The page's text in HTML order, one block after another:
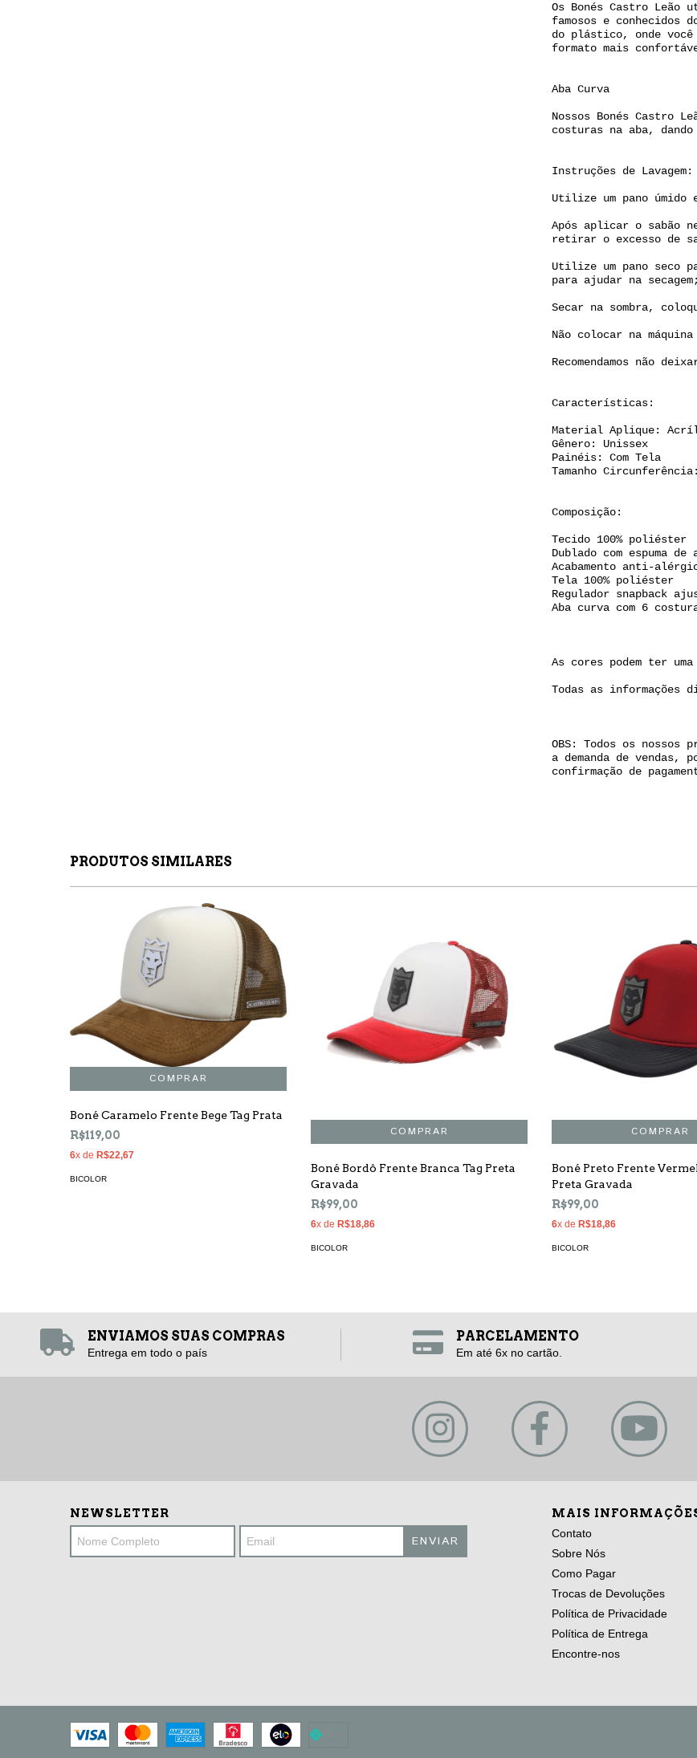
Os Bonés Castro Leão
famosos e conhecidos
do plástico, onde você
formato mais
Aba Curva
Nossos Bonés Castro
costuras na aba,
Instruções de Lavagem:
Utilize um pano úmido
Após aplicar o sabão
retirar o excesso de
Utilize um pano seco
para ajudar na secagem;
Secar na sombra,
Não colocar na
Recomendamos não
Características:
Material Aplique:
Gênero: Unissex
Painéis: Com Tela
Tamanho
Composição:
Tecido 100% poliéster
Dublado com espuma
Acabamento anti-
Tela 100% poliéster
Regulador snapback
Aba curva com 6
As cores podem ter
Todas as informações
OBS: Todos os nossos
a demanda de vendas,
confirmação de
PRODUTOS SIMILARES
Boné Caramelo Frente Bege Tag Prata
R$119,00
6x de R$22,67
BICOLOR
Boné Bordô Frente Branca Tag Preta
Gravada
R$99,00
6x de R$18,86
BICOLOR
Boné Preto Frente
Preta Gravada
R$99,00
6x de R$18,86
BICOLOR
ENVIAMOS SUAS COMPRAS
Entrega em todo o país
PARCELAMENTO
Em até 6x no cartão.
NEWSLETTER
MAIS
Contato
Sobre Nós
Como Pagar
Trocas de Devoluções
Política de Privacidade
Política de Entrega
Encontre-nos